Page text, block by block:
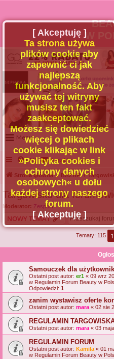
W
Menu
Portal
Facebook
Regulamin
Zapytaj administratora
Kontakt
FAQ Kontakt z nami
Strona główna BAZAR
Targowisko dla
Moderator: Zespół I
NOWY TEMAT
Tematy: 115 1
Samouczek dla
Ostatni post autor: er1 « 09 wrz
w Regulamin Forum Beauty w
Odpowiedzi: 1
zanim wystawisz oferte
Ostatni post autor: mara « 02 sie
REGULAMIN
Ostatni post autor: mara « 03
REGULAMIN FORUM
Ostatni post autor: Kamila « 01
w Regulamin Forum Beauty w
[ Akceptuję ]
Ta strona używa
plików cookie aby
zapewnić ci jak
najlepszą
funkcjonalność. Aby
używać tej witryny
musisz ten fakt
zaakceptować.
Możesz się dowiedzieć
więcej o plikach
cookie klikając w link
»Polityka cookies i
ochrony danych
osobowych« u dołu
każdej strony naszego
forum.
[ Akceptuję ]